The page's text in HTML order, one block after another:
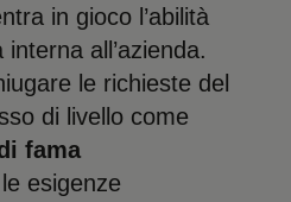
in gioco l’abilità
all’azienda.
le richieste del
di livello come
fama
esigenze